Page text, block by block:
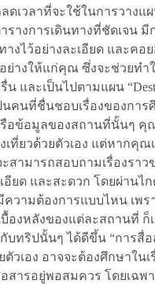
ดเวลาที่จะใช้ในการวางแ
รางการเดินทางที่ชัดเจน
างไว้อย่างละเอียด และคอ
ย่างให้แก่คุณ ซึ่งจะช่วยทำ
และเป็นไปตามแผน
นคนที่ชื่นชอบเรื่องของการ
อข้อมูลของสถานที่นั้นๆ คุ
เที่ยวด้วยตัวเอง แต่หากคุณ
สามารถสอบถามเรื่องราว
อียด และสะดวก โดยผ่านไก
วามต้องการแบบไหน เพร
บื้องหลังของแต่ละสถานที่ ก็
บทริปนั้นๆ ได้ดีขึ้น “การสื่อ
ตัวเอง อาจจะต้องศึกษาในเ
สารอยู่พอสมควร โดยเฉพ